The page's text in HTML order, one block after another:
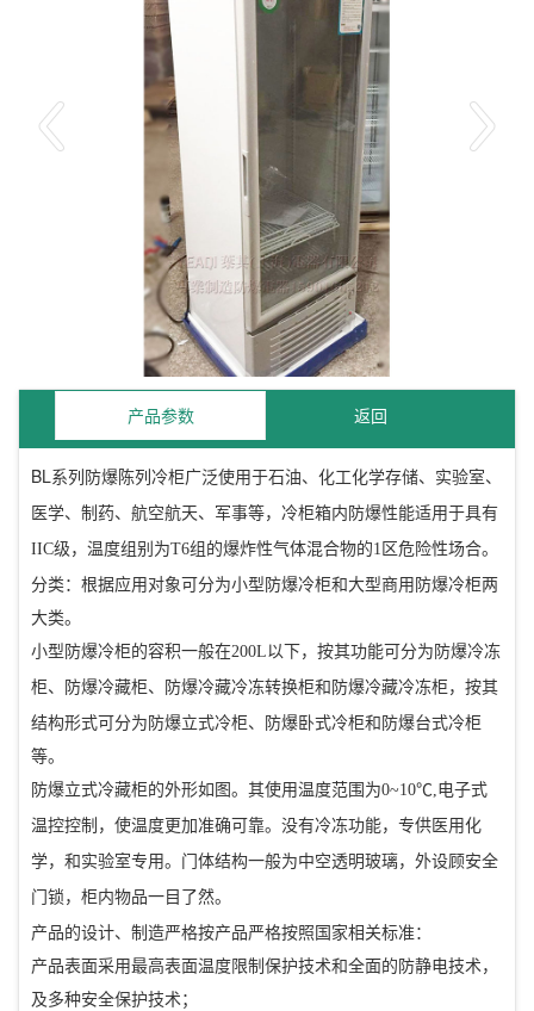
产品参数 返回
BL系列防爆陈列冷柜广泛使用于石油、化工化学存储、实验室、
医学、制药、航空航天、军事等，冷柜箱内防爆性能适用于具有
IIC级，温度组别为T6组的爆炸性气体混合物的1 区危险性场合。
分类：根据应用对象可分为小型防爆冷柜和大型商用防爆冷柜两
大类。
小型防爆冷柜的容积一般在200L以下，按其功能可分为防爆冷冻
柜、防爆冷藏柜、防爆冷藏冷冻转换柜和防爆冷藏冷冻柜，按其
结构形式可分为防爆立式冷柜、防爆卧式冷柜和防爆台式冷柜
等。
防爆立式冷藏柜的外形如图。其使用温度范围为0~10℃, 电子式
温控控制，使温度更加准确可靠。没有冷冻功能，专供医用化
学，和实验室专用。门体结构一般为中空透明玻璃，外设顾安全
门锁，柜内物品一目了然。
产品的设计、制造严格按产品严格按照国家相关标准：
产品表面采用最高表面温度限制保护技术和全面的防静电技术，
及多种安全保护技术；